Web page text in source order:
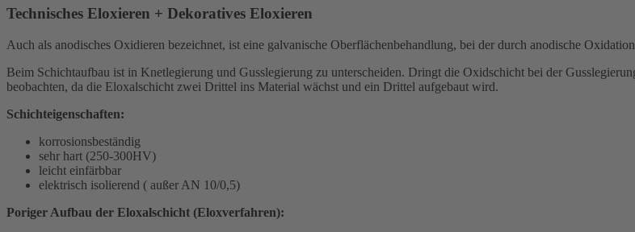
Technisches Eloxieren + Dekoratives Eloxieren
Auch als anodisches Oxidieren bezeichnet, ist eine galvanische Oberflächenbehandlung, bei der durch anodische
Beim Schichtaufbau ist in Knetlegierung und Gusslegierung zu unterscheiden. Dringt die Oxidschicht bei der
beobachten, da die Eloxalschicht zwei Drittel ins Material wächst und ein Drittel aufgebaut wird.
Schichteigenschaften:
korrosionsbeständig
sehr hart (250-300HV)
leicht einfärbbar
elektrisch isolierend ( außer AN 10/0,5)
Poriger Aufbau der Eloxalschicht (Eloxverfahren):